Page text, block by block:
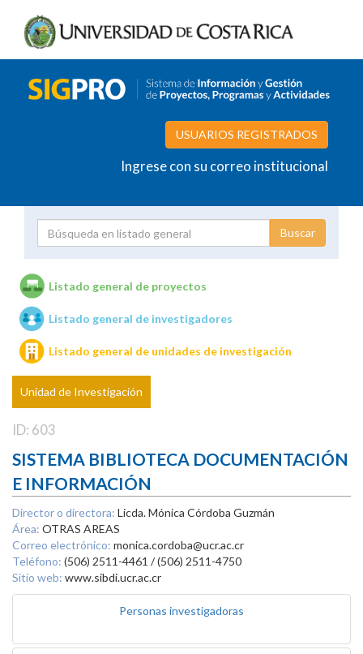
USUARIOS REGISTRADOS
Ingrese con su correo institucional
Unidades de investigación
Listado general de proyectos
Listado general de investigadores
Listado general de unidades de investigación
Unidad de Investigación
ID: 603
SISTEMA BIBLIOTECA DOCUMENTACIÓN
E INFORMACIÓN
Director o directora: Licda. Mónica Córdoba Guzmán
Área: OTRAS AREAS
Correo electrónico: monica.cordoba@ucr.ac.cr
Teléfono: (506) 2511-4461 / (506) 2511-4750
Sitio web: www.sibdi.ucr.ac.cr
Personas investigadoras